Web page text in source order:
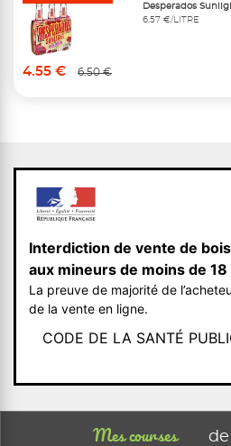
Desperados
6,57 €/LITRE
4.55 € 6.50 €
Interdiction de vente de
aux mineurs de moins de 18
La preuve de majorité de
de la vente en ligne.
CODE DE LA SANTÉ
Mes courses